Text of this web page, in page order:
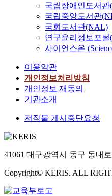
국립장애인도서
국립중앙도서관
국회도서관(NAL)
연구윤리정보포털
사이언스온
이용약관
개인정보처리방침
개인정보 재동의
기관소개
저작물 게시중단요청
41061 대구광역시 동구 동내
Copyright© KERIS. ALL